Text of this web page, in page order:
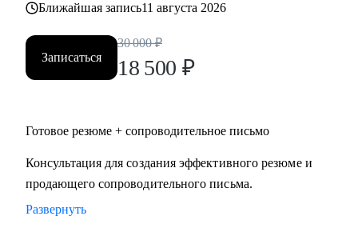
• Директор по производству
• ИТ-директор
• Директор по логистике и закупкам
• Директор по стратегическому развитию
Для своих клиентов я — Карьерный доктор, который
поможет «диагностировать и вылечить» проблемы в
области профессионального развития: выявить сильные
уникальность, найти оптимальное и актуальное решение, а
Ближайшая запись11 августа 2026
Записаться
30 000 ₽
18 500 ₽
Готовое резюме + сопроводительное письмо
Консультация для создания эффективного резюме и
продающего сопроводительного письма.
Развернуть